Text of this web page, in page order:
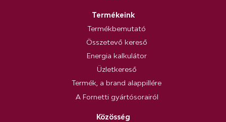
Termékeink
Termékbemutató
Összetevő kereső
Energia kalkulátor
Üzletkereső
Termék, a brand alappillére
A Fornetti gyártósorairól
Közösség